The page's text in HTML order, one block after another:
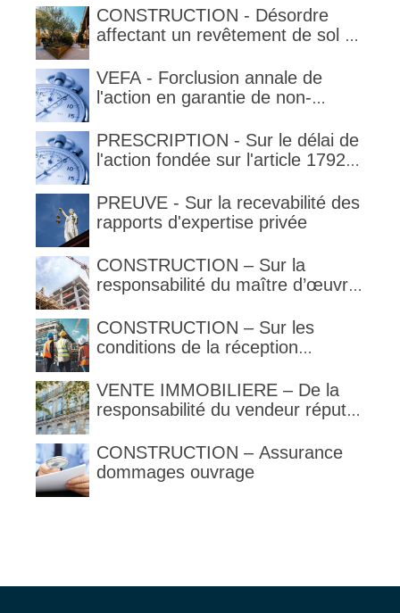
délimitant l'étendue temporelle de
la garantie en condition de la
CONSTRUCTION - Désordre
affectant un revêtement de sol et
VEFA - Forclusion annale de
l'action en garantie de non-
PRESCRIPTION - Sur le délai de
l'action fondée sur l'article 1792-
PREUVE - Sur la recevabilité des
rapports d'expertise privée
CONSTRUCTION – Sur la
responsabilité du maître d’œuvre
l’architecte supporte une
obligation de contrôle étendu
CONSTRUCTION – Sur les
conditions de la réception
VENTE IMMOBILIERE – De la
responsabilité du vendeur réputé
1792 et suivants du code civil
CONSTRUCTION – Assurance
dommages ouvrage